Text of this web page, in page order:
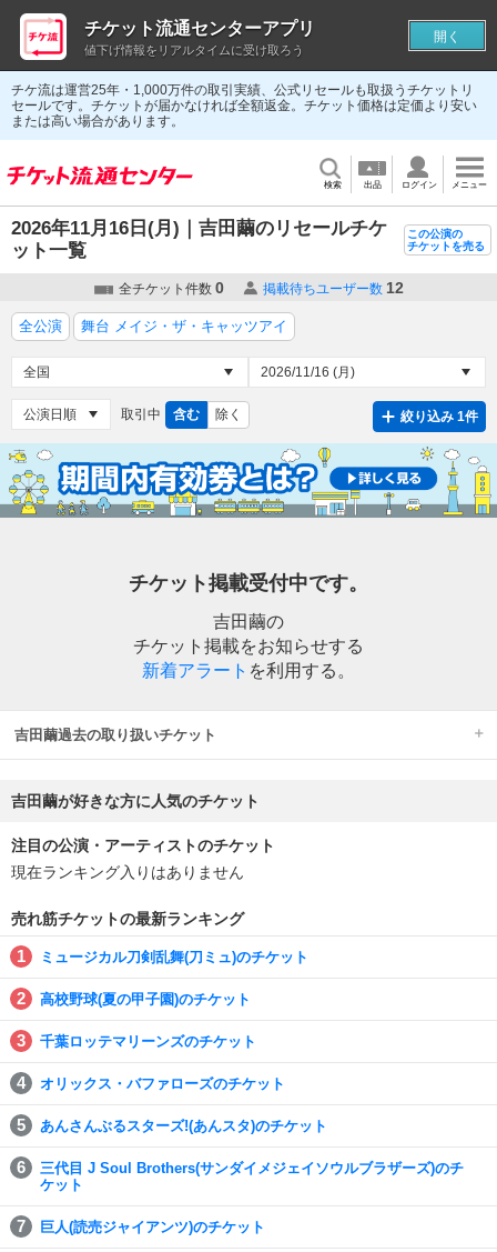
チケ流は運営25年・1,000万件の取引実績、公式リセールも取扱うチケットリ
セールです。チケットが届かなければ全額返金。チケット価格は定価より安い
または高い場合があります。
検索 出品 ログイン メニュー
2026年11月16日(月)｜吉田繭のリセールチケ
ット一覧
この公演の
チケットを売る
全チケット件数 0 掲載待ちユーザー数 12
全公演 舞台 メイジ・ザ・キャッツアイ
取引中 含む 除く 絞り込み 1件
チケット掲載受付中です。
吉田繭の
チケット掲載をお知らせする
新着アラート を利用する。
吉田繭過去の取り扱いチケット
吉田繭が好きな方に人気のチケット
注目の公演・アーティストのチケット
現在ランキング入りはありません
売れ筋チケットの最新ランキング
ミュージカル刀剣乱舞(刀ミュ)のチケット
高校野球(夏の甲子園)のチケット
千葉ロッテマリーンズのチケット
オリックス・バファローズのチケット
あんさんぶるスターズ!(あんスタ)のチケット
三代目 J Soul Brothers(サンダイメジェイソウルブラザーズ)のチ
ケット
巨人(読売ジャイアンツ)のチケット
チケット流通センターアプリ
値下げ情報をリアルタイムに受け取ろう
開く